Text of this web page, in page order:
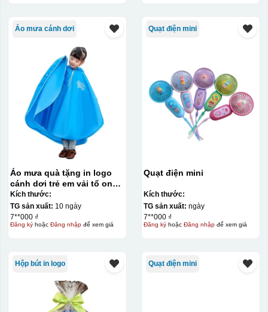
Kiểu in:
Khắc Laser
nghệ laser để tạo ra các hình ảnh, chữ viết, hoặc mẫu
sử dụng Khắc Laser trên các sản phẩm quà tặng doanh
nghiệp có thể tạo ra các món quà độc đáo và cá nhân
Áo mưa cánh dơi
Áo mưa quà tặng in logo
cánh dơi trẻ em vải tổ ong
KQ-AM11
Kích thước:
TG sản xuất: 10 ngày
7**000 ₫
Đăng kýhoặc Đăng nhậpđể xem giá
Quạt điện mini
Quạt điện mini
Kích thước:
TG sản xuất: ngày
7**000 ₫
Đăng kýhoặc Đăng nhậpđể xem giá
Hộp bút in logo Quạt điện mini